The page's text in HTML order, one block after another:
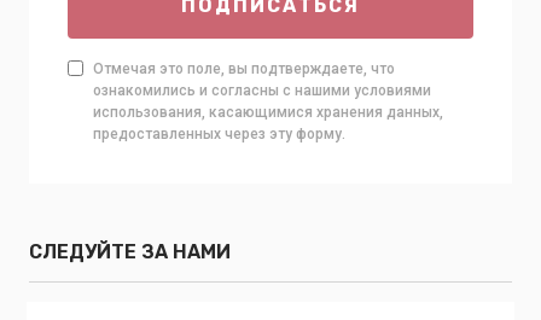
ПОДПИСАТЬСЯ
Отмечая это поле, вы подтверждаете, что
ознакомились и согласны с нашими условиями
использования, касающимися хранения данных,
предоставленных через эту форму.
СЛЕДУЙТЕ ЗА НАМИ